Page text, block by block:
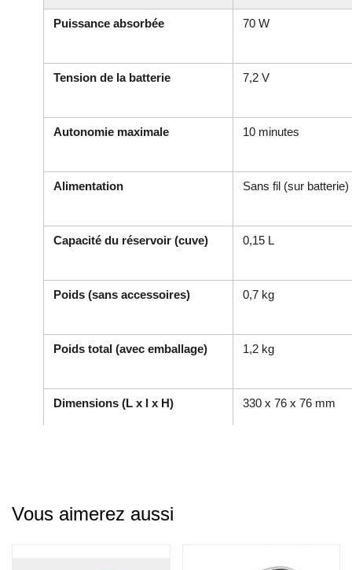
Puissance absorbée 70 W
Tension de la batterie 7,2 V
Autonomie maximale 10 minutes
Alimentation Sans fil (sur batterie)
Capacité du réservoir (cuve) 0,15 L
Poids (sans accessoires) 0,7 kg
Poids total (avec emballage) 1,2 kg
Dimensions (L x l x H) 330 x 76 x 76 mm
Vous aimerez aussi